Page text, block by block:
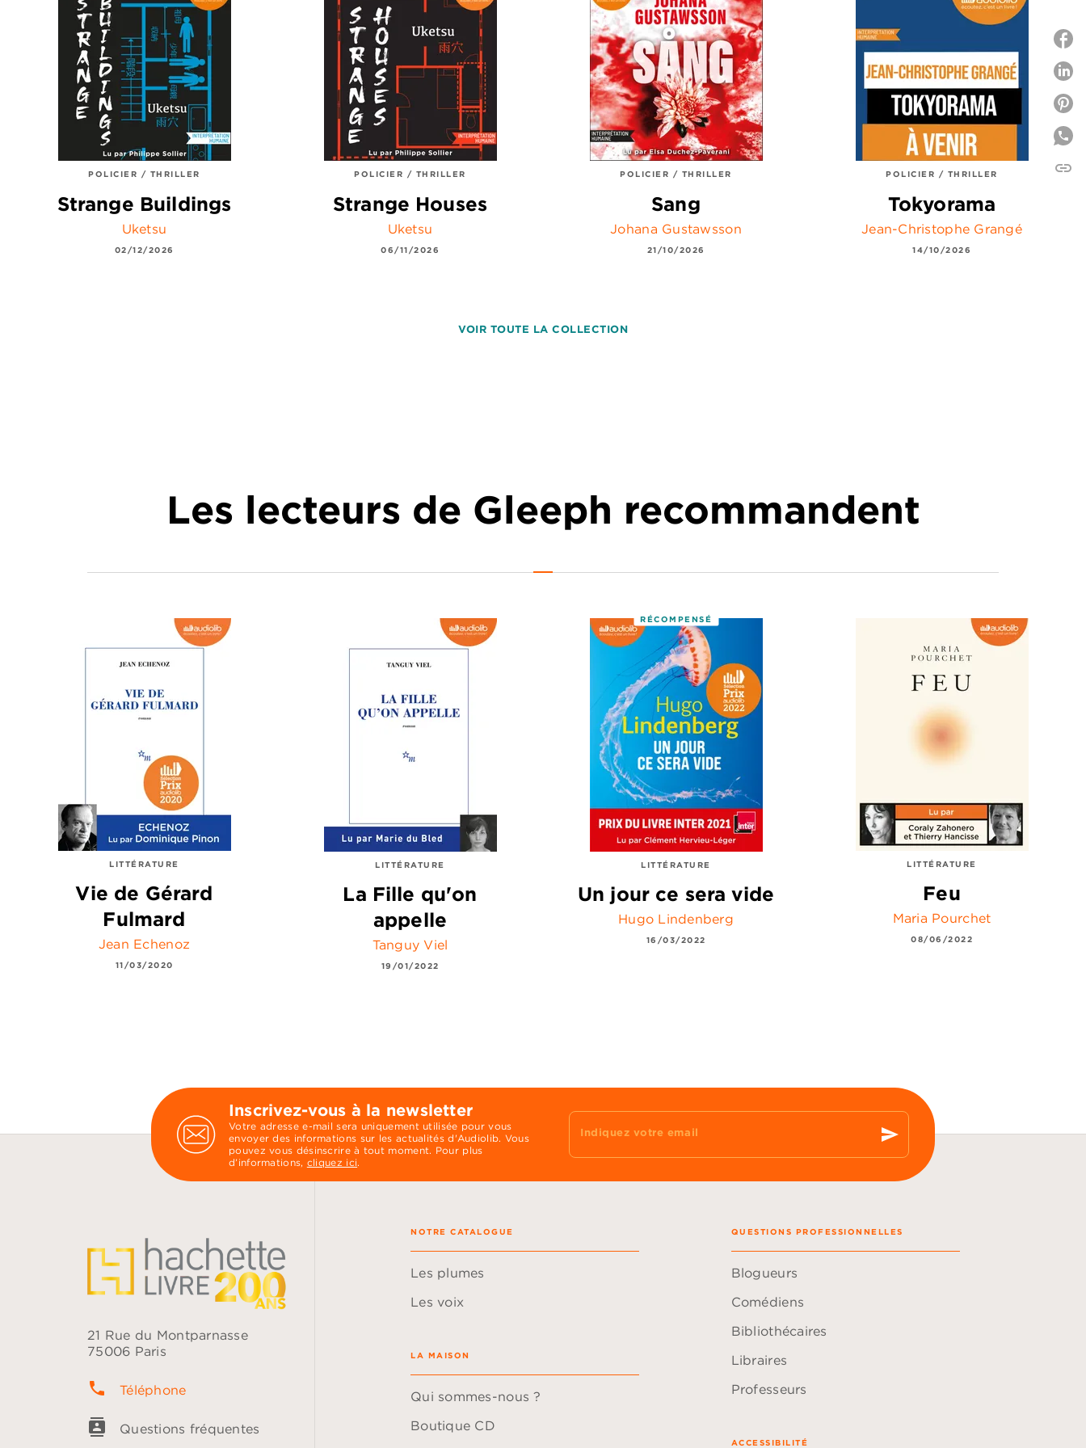
POLICIER / THRILLER
Strange Buildings
Uketsu
02/12/2026
POLICIER / THRILLER
Strange Houses
Uketsu
06/11/2026
POLICIER / THRILLER
Sang
Johana Gustawsson
21/10/2026
POLICIER / THRILLER
Tokyorama
Jean-Christophe Grangé
14/10/2026
VOIR TOUTE LA COLLECTION
Les lecteurs de Gleeph recommandent
LITTÉRATURE
Vie de Gérard
Fulmard
Jean Echenoz
11/03/2020
LITTÉRATURE
La Fille qu'on
appelle
Tanguy Viel
19/01/2022
RÉCOMPENSÉ
LITTÉRATURE
Un jour ce sera vide
Hugo Lindenberg
16/03/2022
LITTÉRATURE
Feu
Maria Pourchet
08/06/2022
link
Inscrivez-vous à la newsletter
Votre adresse e-mail sera uniquement utilisée pour vous
envoyer des informations sur les actualités d'Audiolib. Vous
pouvez vous désinscrire à tout moment. Pour plus
d’informations, cliquez ici.
Indiquez votre email send
21 Rue du Montparnasse
75006 Paris
phone Téléphone
contacts Questions fréquentes
NOTRE CATALOGUE
Les plumes
Les voix
LA MAISON
Qui sommes-nous ?
Boutique CD
QUESTIONS PROFESSIONNELLES
Blogueurs
Comédiens
Bibliothécaires
Libraires
Professeurs
ACCESSIBILITÉ